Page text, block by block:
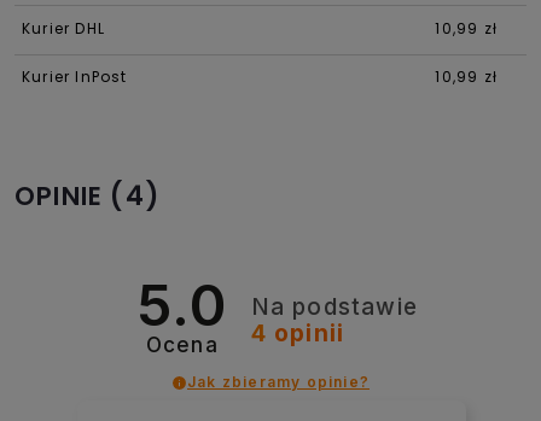
Kurier DHL 10,99 zł
Kurier InPost 10,99 zł
OPINIE (4)
5.0
Ocena
Na podstawie
4 opinii
Jak zbieramy opinie?